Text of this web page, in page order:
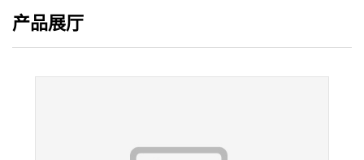
产品展厅